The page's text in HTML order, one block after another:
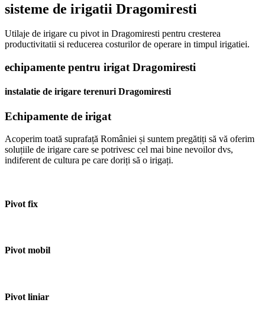
sisteme de irigatii Dragomiresti
Utilaje de irigare cu pivot in Dragomiresti pentru cresterea
productivitatii si reducerea costurilor de operare in timpul irigatiei.
echipamente pentru irigat Dragomiresti
instalatie de irigare terenuri Dragomiresti
Echipamente de irigat
Acoperim toată suprafață României și suntem pregătiți să vă oferim
soluțiile de irigare care se potrivesc cel mai bine nevoilor dvs,
indiferent de cultura pe care doriți să o irigați.
Pivot fix
Pivot mobil
Pivot liniar